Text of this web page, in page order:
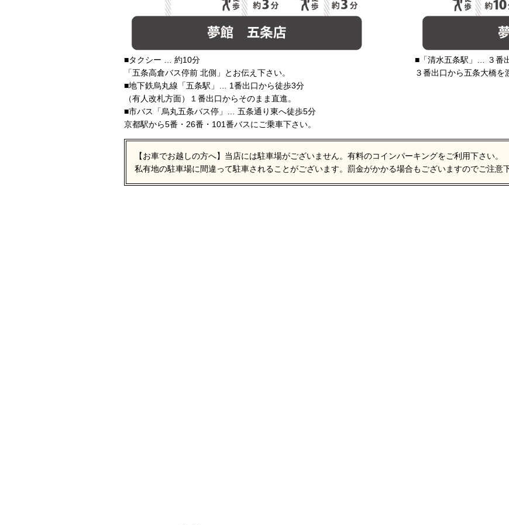
■タクシー … 約10分
「五条高倉バス停前 北側」とお伝え下さい。
■地下鉄烏丸線「五条駅」… 1番出口から徒歩3分
（有人改札方面）１番出口からそのまま直進。
■市バス「烏丸五条バス停」… 五条通り東へ徒歩5分
京都駅から5番・26番・101番バスにご乗車下さい。
■「清水五条駅」… ３番
３番出口から五条大橋を
【お車でお越しの方へ】当店には駐車場がございません。有料のコインパーキングをご利用下さい。
私有地の駐車場に間違って駐車されることがございます。罰金がかかる場合もございますのでご注意下